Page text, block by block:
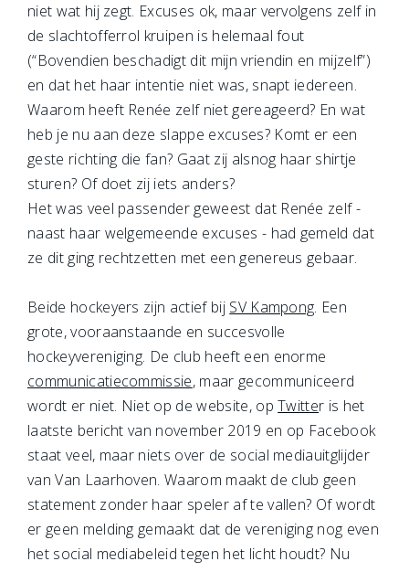
niet wat hij zegt. Excuses ok, maar vervolgens zelf in
de slachtofferrol kruipen is helemaal fout
(“Bovendien beschadigt dit mijn vriendin en mijzelf”)
en dat het haar intentie niet was, snapt iedereen.
Waarom heeft Renée zelf niet gereageerd? En wat
heb je nu aan deze slappe excuses? Komt er een
geste richting die fan? Gaat zij alsnog haar shirtje
sturen? Of doet zij iets anders?
Het was veel passender geweest dat Renée zelf -
naast haar welgemeende excuses - had gemeld dat
ze dit ging rechtzetten met een genereus gebaar.
Beide hockeyers zijn actief bij SV Kampong. Een
grote, vooraanstaande en succesvolle
hockeyvereniging. De club heeft een enorme
communicatiecommissie, maar gecommuniceerd
wordt er niet. Niet op de website, opTwitter is het
laatste bericht van november 2019 en op Facebook
staat veel, maar niets over de social mediauitglijder
van Van Laarhoven. Waarom maakt de club geen
statement zonder haar speler af te vallen? Of wordt
er geen melding gemaakt dat de vereniging nog even
het social mediabeleid tegen het licht houdt? Nu